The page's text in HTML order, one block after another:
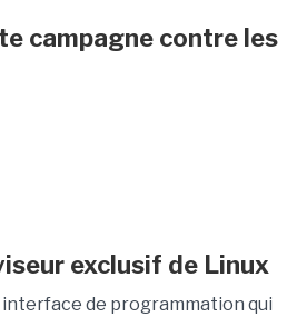
campagne contre les
exclusif de Linux
de programmation qui